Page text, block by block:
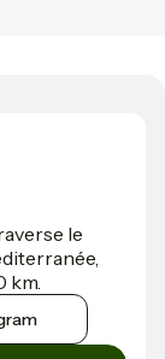
le
km.